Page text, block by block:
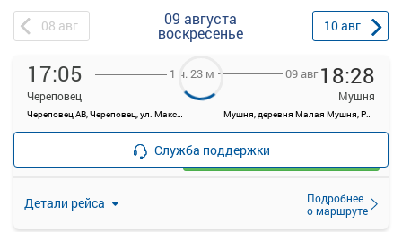
08 авг 09 августа
воскресенье 10авг
17:05
Череповец
Череповец АВ, Череповец, ул. Максима Горького, 44
1 ч. 23 м 09 авг 18:28
Мушня
Мушня, деревня Малая Мушня, Россия
Детали рейса
Подробнее
о маршруте
—
Загрузить цену
Служба поддержки